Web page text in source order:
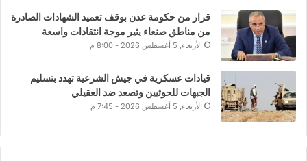
قرار من حكومة عدن بوقف تعميد الشهادات الصادرة
من مناطق صنعاء يثير موجة انتقادات واسعة
الأربعاء, 5 أغسطس 2026 - 8:00 م
قيادات عسكرية في جيش الشرعية تهدد بتسليم
الجبهات للحوثيين وتصعد ضد العقيلي
الأربعاء, 5 أغسطس 2026 - 7:45 م